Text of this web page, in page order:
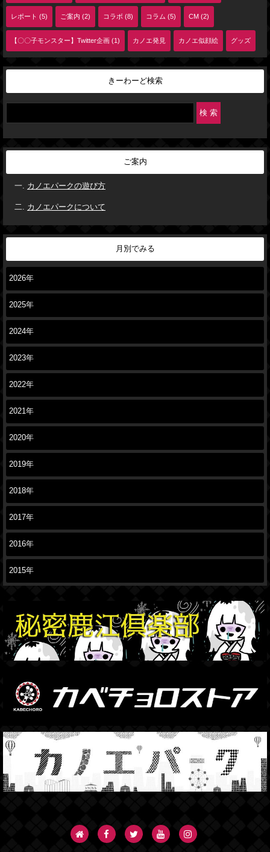
レポート (5) ご案内 (2) コラボ (8) コラム (5) CM (2)
【〇〇子モンスター】Twitter企画 (1) カノエ発見 カノエ似顔絵 グッズ
きーわーど検索
ご案内
カノエパークの遊び方
カノエパークについて
月別でみる
2026年
2025年
2024年
2023年
2022年
2021年
2020年
2019年
2018年
2017年
2016年
2015年